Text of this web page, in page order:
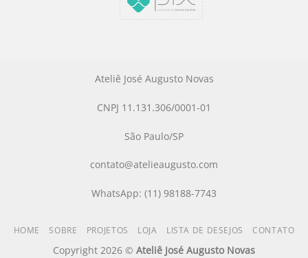
Ateliê José Augusto Novas
CNPJ 11.131.306/0001-01
São Paulo/SP
contato@atelieaugusto.com
WhatsApp: (11) 98188-7743
HOME SOBRE PROJETOS LOJA LISTA DE DESEJOS CONTATO
Copyright 2026 © Ateliê José Augusto Novas